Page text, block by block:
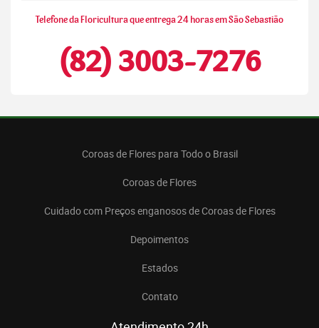
Telefone da Floricultura que entrega 24 horas em São Sebastião
(82) 3003-7276
Coroas de Flores para Todo o Brasil
Coroas de Flores
Cuidado com Preços enganosos de Coroas de Flores
Depoimentos
Estados
Contato